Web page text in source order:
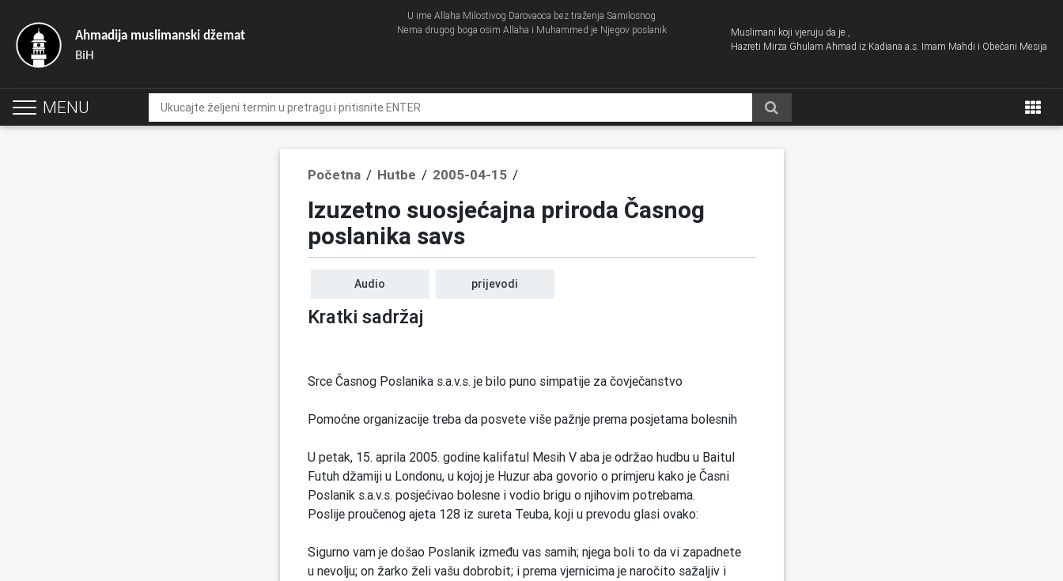
U ime Allaha Milostivog Darovaoca bez traženja Samilosnog
Nema drugog boga osim Allaha i Muhammed je Njegov poslanik
Ahmadija muslimanski džemat
BiH
Muslimani koji vjeruju da je ,
Hazreti Mirza Ghulam Ahmad iz Kadiana a.s. Imam Mahdi i Obećani Mesija
MENU
Početna / Hutbe / 2005-04-15 /
Izuzetno suosjećajna priroda Časnog
poslanika savs
Audio prijevodi
Kratki sadržaj
Srce Časnog Poslanika s.a.v.s. je bilo puno simpatije za čovječanstvo
Pomoćne organizacije treba da posvete više pažnje prema posjetama bolesnih
U petak, 15. aprila 2005. godine kalifatul Mesih V aba je održao hudbu u Baitul
Futuh džamiji u Londonu, u kojoj je Huzur aba govorio o primjeru kako je Časni
Poslanik s.a.v.s. posjećivao bolesne i vodio brigu o njihovim potrebama.
Poslije proučenog ajeta 128 iz sureta Teuba, koji u prevodu glasi ovako:
Sigurno vam je došao Poslanik između vas samih; njega boli to da vi zapadnete
u nevolju; on žarko želi vašu dobrobit; i prema vjernicima je naročito sažaljiv i